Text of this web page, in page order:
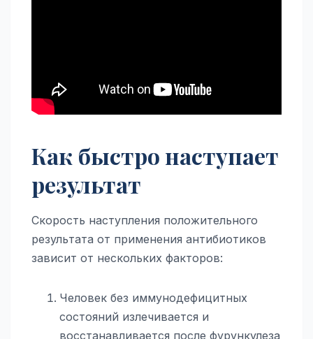
Как быстро наступает
результат
Скорость наступления положительного
результата от применения антибиотиков
зависит от нескольких факторов:
Человек без иммунодефицитных
состояний излечивается и
восстанавливается после фурункулеза